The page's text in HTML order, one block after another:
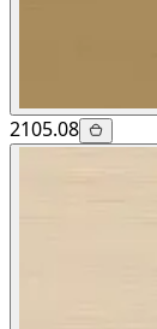
2105.08